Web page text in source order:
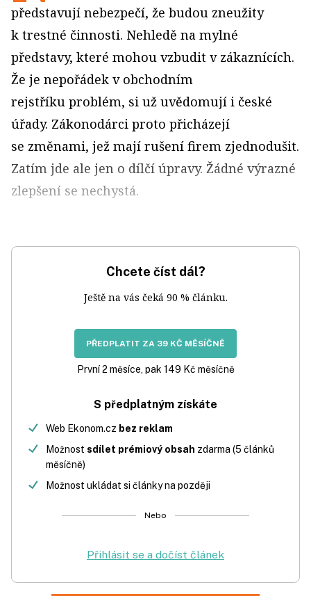
představují nebezpečí, že budou zneužity
k trestné činnosti. Nehledě na mylné
představy, které mohou vzbudit v zákaznících.
Že je nepořádek v obchodním
rejstříku problém, si už uvědomují i české
úřady. Zákonodárci proto přicházejí
se změnami, jež mají rušení firem zjednodušit.
Zatím jde ale jen o dílčí úpravy. Žádné výrazné
zlepšení se nechystá.
Chcete číst dál?
Ještě na vás čeká 90 % článku.
PŘEDPLATIT ZA 39 KČ MĚSÍČNĚ
První 2 měsíce, pak 149 Kč měsíčně
S předplatným získáte
Web Ekonom.cz bez reklam
Možnost sdílet prémiový obsah zdarma (5 článků
měsíčně)
Možnost ukládat si články na později
Nebo
Přihlásit se a dočíst článek